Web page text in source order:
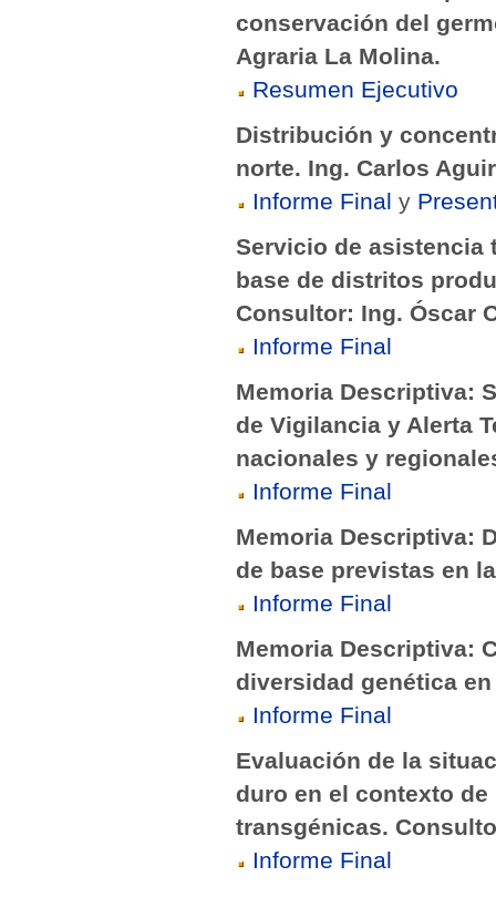
conservación del
Agraria La Molina.
Resumen Ejecutivo
Distribución y
norte. Ing. Carlos
Informe Final y
Servicio de asistencia
base de distritos
Consultor: Ing. Óscar
Informe Final
Memoria Descriptiva:
de Vigilancia y Alerta
nacionales y
Informe Final
Memoria Descriptiva:
de base previstas en
Informe Final
Memoria Descriptiva:
diversidad genética en
Informe Final
Evaluación de la
duro en el contexto
transgénicas.
Informe Final